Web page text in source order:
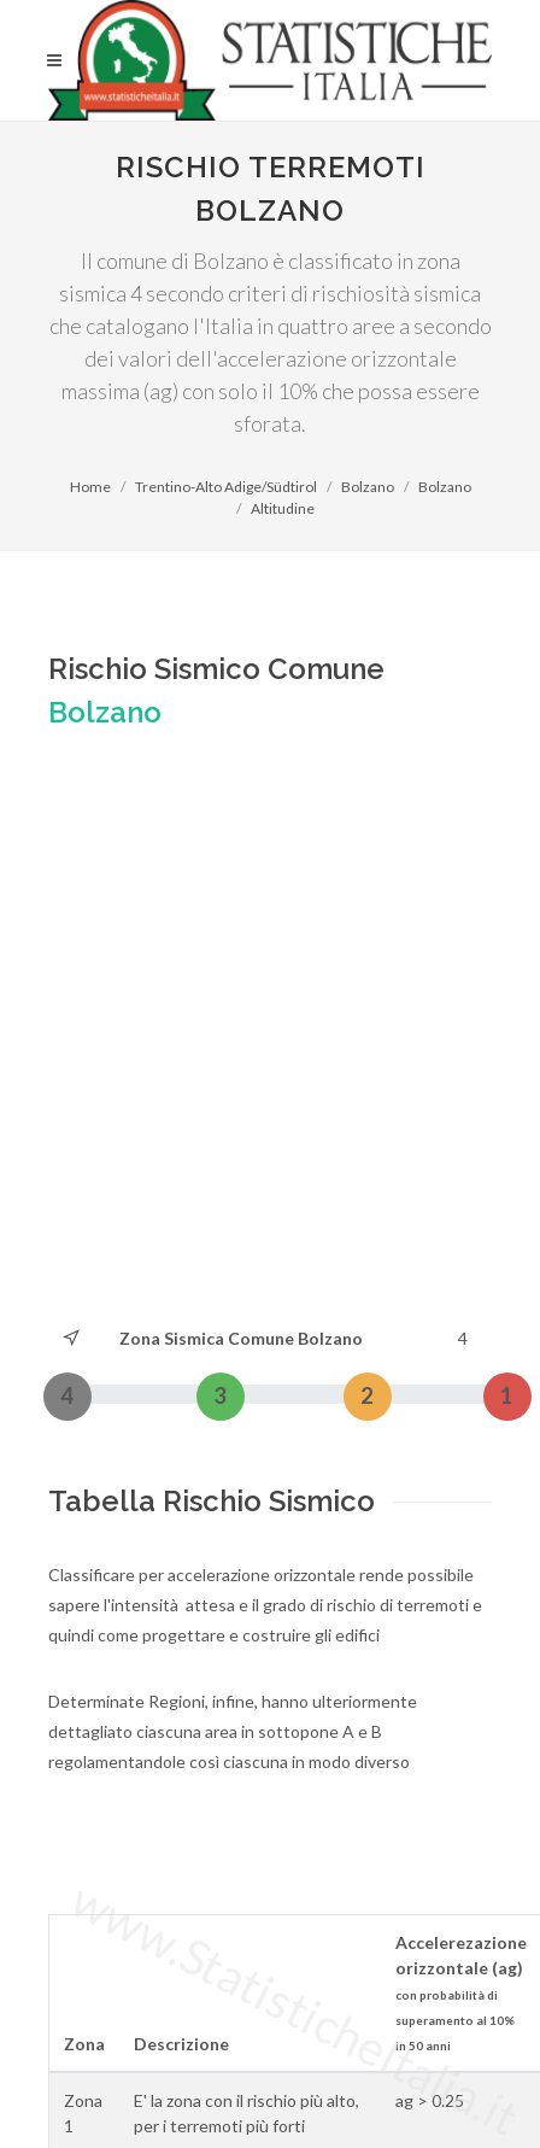
RISCHIO TERREMOTI
BOLZANO
Il comune di Bolzano è classificato in zona
sismica 4 secondo criteri di rischiosità sismica
che catalogano l'Italia in quattro aree a secondo
dei valori dell'accelerazione orizzontale
massima (ag) con solo il 10% che possa essere
sforata.
Home Trentino-Alto Adige/Südtirol Bolzano
Bolzano
Altitudine
Rischio Sismico Comune
Bolzano
Zona Sismica Comune Bolzano 4
4 3 2 1
Tabella Rischio Sismico
Classificare per accelerazione orizzontale rende possibile
sapere l'intensità attesa e il grado di rischio di terremoti e
quindi come progettare e costruire gli edifici
Determinate Regioni, infine, hanno ulteriormente
dettagliato ciascuna area in sottopone A e B
regolamentandole così ciascuna in modo diverso
Zona Descrizione
Accelerezazione
orizzontale (ag)
con probabilità di
superamento al 10%
in 50 anni
Zona
1
E' la zona con il rischio più alto,
per i terremoti più forti
ag > 0.25
www.StatisticheItalia.it